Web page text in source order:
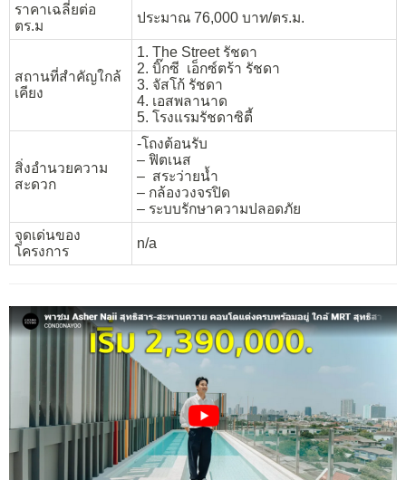
ราคาเฉลี่ยต่อ
ตร.ม
ประมาณ 76,000 บาท/ตร.ม.
สถานที่สำคัญใกล้
เคียง
1. The Street รัชดา
2. บิ๊กซี เอ็กซ์ตร้า รัชดา
3. จัสโก้ รัชดา
4. เอสพลานาด
5. โรงแรมรัชดาซิตี้
สิ่งอำนวยความ
สะดวก
-โถงต้อนรับ
– ฟิตเนส
– สระว่ายน้ำ
– กล้องวงจรปิด
– ระบบรักษาความปลอดภัย
จุดเด่นของ
โครงการ
n/a